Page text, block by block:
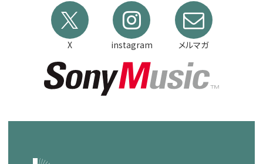
X instagram メルマガ